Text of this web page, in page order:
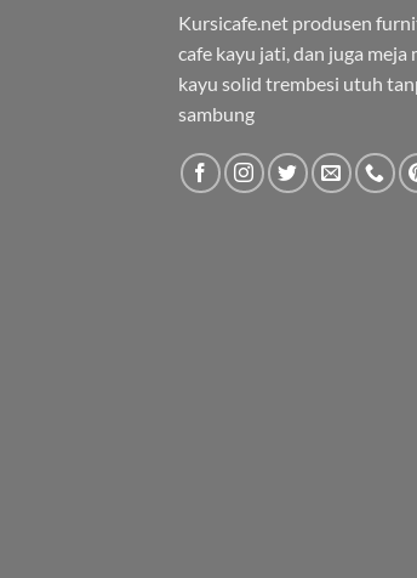
Kursicafe.net produsen
cafe kayu jati, dan juga meja
kayu solid trembesi utuh
sambung